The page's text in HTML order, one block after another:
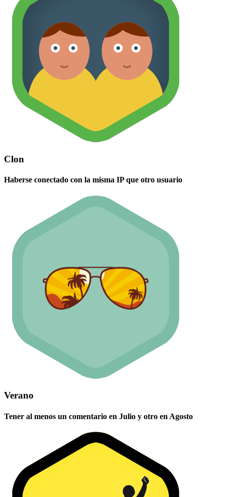
Clon
Haberse conectado con la misma IP que otro usuario
Verano
Tener al menos un comentario en Julio y otro en Agosto